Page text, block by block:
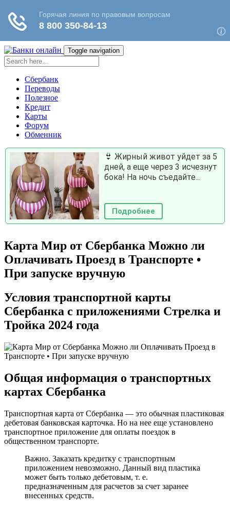
Toggle navigation
Сбербанк
Переводы
Полезное
Кредит
Карты
Форум
Обменник
👙 Жирный живот уйдет за 5
дней, а еще через 3 исчезнут
бока! На ночь съедайте...
Подробнее
Карта Мир от Сбербанка Можно ли
Оплачивать Проезд в Транспорте •
При запуске вручную
Условия транспортной карты
Сбербанка с приложениями Стрелка и
Тройка 2024 года
Общая информация о транспортных
картах Сбербанка
Транспортная карта от Сбербанка — это обычная пластиковая
дебетовая банковская карточка. Но на нее еще установлено
транспортное приложение для оплаты поездок в
общественном транспорте.
Важно. Заказать кредитку с транспортным
приложением невозможно. Данный вид пластика
может быть только дебетовым, т. е.
предназначенным для расчетов за счет заранее
внесенных средств.